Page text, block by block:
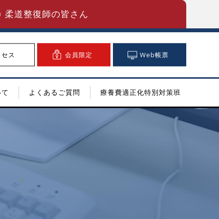
柔道整復師の皆さん
ス 会員限定 Web帳票
よくあるご質問 療養費適正化特別対策班